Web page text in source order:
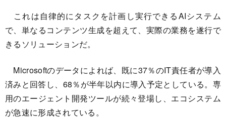
これは自律的にタスクを計画し実行できるAIシステム
で、単なるコンテンツ生成を超えて、実際の業務を遂行で
きるソリューションだ。
Microsoftのデータによれば、既に37％のIT責任者が導入
済みと回答し、68％が半年以内に導入予定としている。専
用のエージェント開発ツールが続々登場し、エコシステム
が急速に形成されている。